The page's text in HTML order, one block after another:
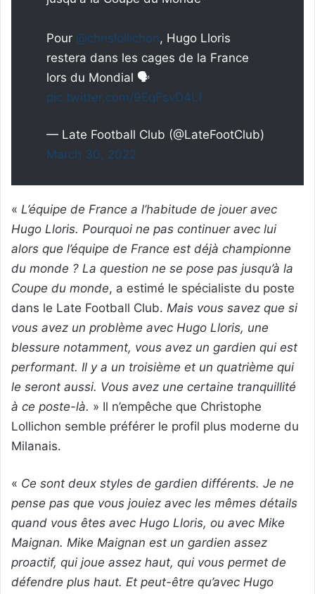
Pour @chrislollichon, Hugo Lloris
restera dans les cages de la France
lors du Mondial 🗣️
pic.twitter.com/9EqFsvD4Lf
— Late Football Club (@LateFootClub)
March 30, 2022
« L’équipe de France a l’habitude de jouer avec
Hugo Lloris. Pourquoi ne pas continuer avec lui
alors que l’équipe de France est déjà championne
du monde ? La question ne se pose pas jusqu’à la
Coupe du monde, a estimé le spécialiste du poste
dans le Late Football Club. Mais vous savez que si
vous avez un problème avec Hugo Lloris, une
blessure notamment, vous avez un gardien qui est
performant. Il y a un troisième et un quatrième qui
le seront aussi. Vous avez une certaine tranquillité
à ce poste-là. » Il n’empêche que Christophe
Lollichon semble préférer le profil plus moderne du
Milanais.
« Ce sont deux styles de gardien différents. Je ne
pense pas que vous jouiez avec les mêmes détails
quand vous êtes avec Hugo Lloris, ou avec Mike
Maignan. Mike Maignan est un gardien assez
proactif, qui joue assez haut, qui vous permet de
défendre plus haut. Et peut-être qu’avec Hugo